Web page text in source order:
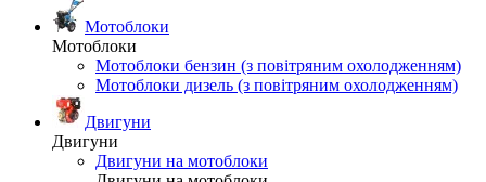
Мотоблоки
Мотоблоки
Мотоблоки бензин (з повітряним охолодженням)
Мотоблоки дизель (з повітряним охолодженням)
Двигуни
Двигуни
Двигуни на мотоблоки